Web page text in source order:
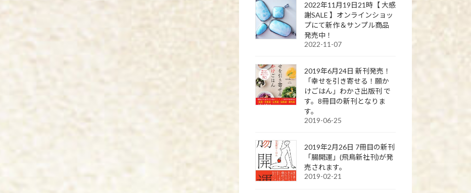
2022年11月19日21時【 大感
謝SALE 】オンラインショッ
プにて新作＆サンプル商品
発売中！
2022-11-07
2019年6月24日 新刊発売！
「幸せを引き寄せる！願か
けごはん」わかさ出版刊 で
す。8冊目の新刊となりま
す。
2019-06-25
2019年2月26日 7冊目の新刊
「腸開運」(飛鳥新社刊)が発
売されます。
2019-02-21